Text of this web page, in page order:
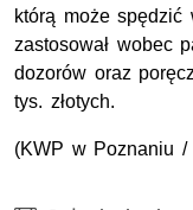
którą może
zastosował wobec
dozorów oraz
tys. złotych.
(KWP w Poznaniu /